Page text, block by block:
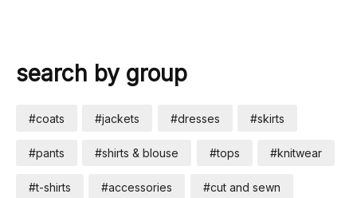
search by group
#coats #jackets #dresses #skirts
#pants #shirts & blouse #tops #knitwear
#t-shirts #accessories #cut and sewn